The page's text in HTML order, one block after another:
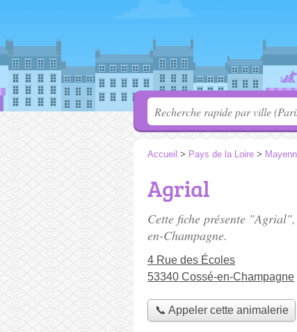
Accueil > Pays de la Loire >
Agrial
Cette fiche présente
en-Champagne.
4 Rue des Écoles
53340 Cossé-en-Champagne
📞 Appeler cette animalerie